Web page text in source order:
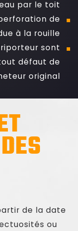
par le toit
de
à la rouille
sont
défaut de
original
de la date
ou